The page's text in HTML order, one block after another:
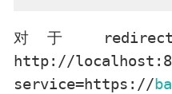
对于 redirect
http://
service=https://